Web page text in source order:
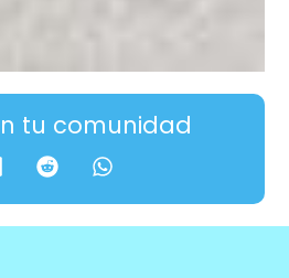
tu comunidad